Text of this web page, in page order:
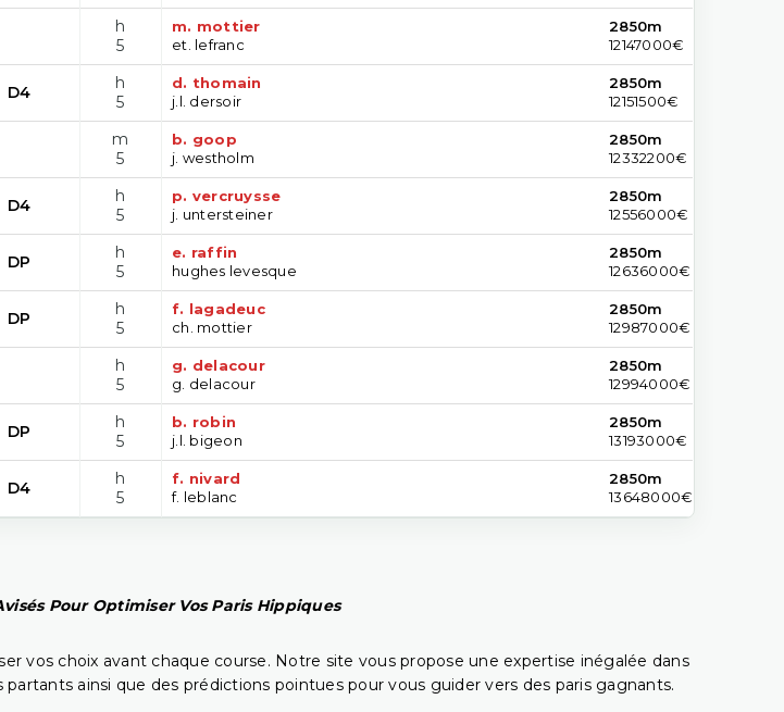
h
5
m. mottier
et. lefranc
2850m
12147000€
D4
h
5
d. thomain
j.l. dersoir
2850m
12151500€
m
5
b. goop
j. westholm
2850m
12332200€
D4
h
5
p. vercruysse
j. untersteiner
2850m
12556000€
DP
h
5
e. raffin
hughes levesque
2850m
12636000€
DP
h
5
f. lagadeuc
ch. mottier
2850m
12987000€
h
5
g. delacour
g. delacour
2850m
12994000€
DP
h
5
b. robin
j.l. bigeon
2850m
13193000€
D4
h
5
f. nivard
f. leblanc
2850m
13648000€
Pour Optimiser Vos Paris Hippiques
vos choix avant chaque course. Notre site vous propose une expertise inégalée dans
ainsi que des prédictions pointues pour vous guider vers des paris gagnants.